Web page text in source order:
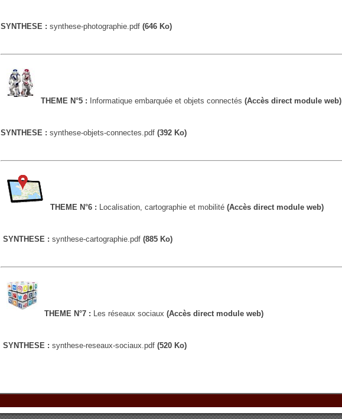
SYNTHESE : synthese-photographie.pdf (646 Ko)
THEME N°5 : Informatique embarquée et objets connectés (Accès direct module web)
SYNTHESE : synthese-objets-connectes.pdf (392 Ko)
THEME N°6 : Localisation, cartographie et mobilité (Accès direct module web)
SYNTHESE : synthese-cartographie.pdf (885 Ko)
THEME N°7 : Les réseaux sociaux (Accès direct module web)
SYNTHESE : synthese-reseaux-sociaux.pdf (520 Ko)